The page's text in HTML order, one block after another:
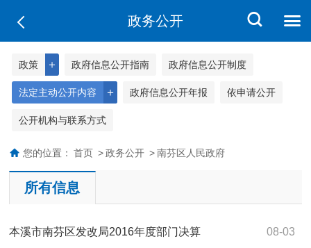
政务公开
＋
政策 政府信息公开指南 政府信息公开制度
＋
法定主动公开内容 政府信息公开年报 依申请公开
公开机构与联系方式
您的位置： 首页 > 政务公开 > 南芬区人民政府
所有信息
08-03
本溪市南芬区发改局2016年度部门决算